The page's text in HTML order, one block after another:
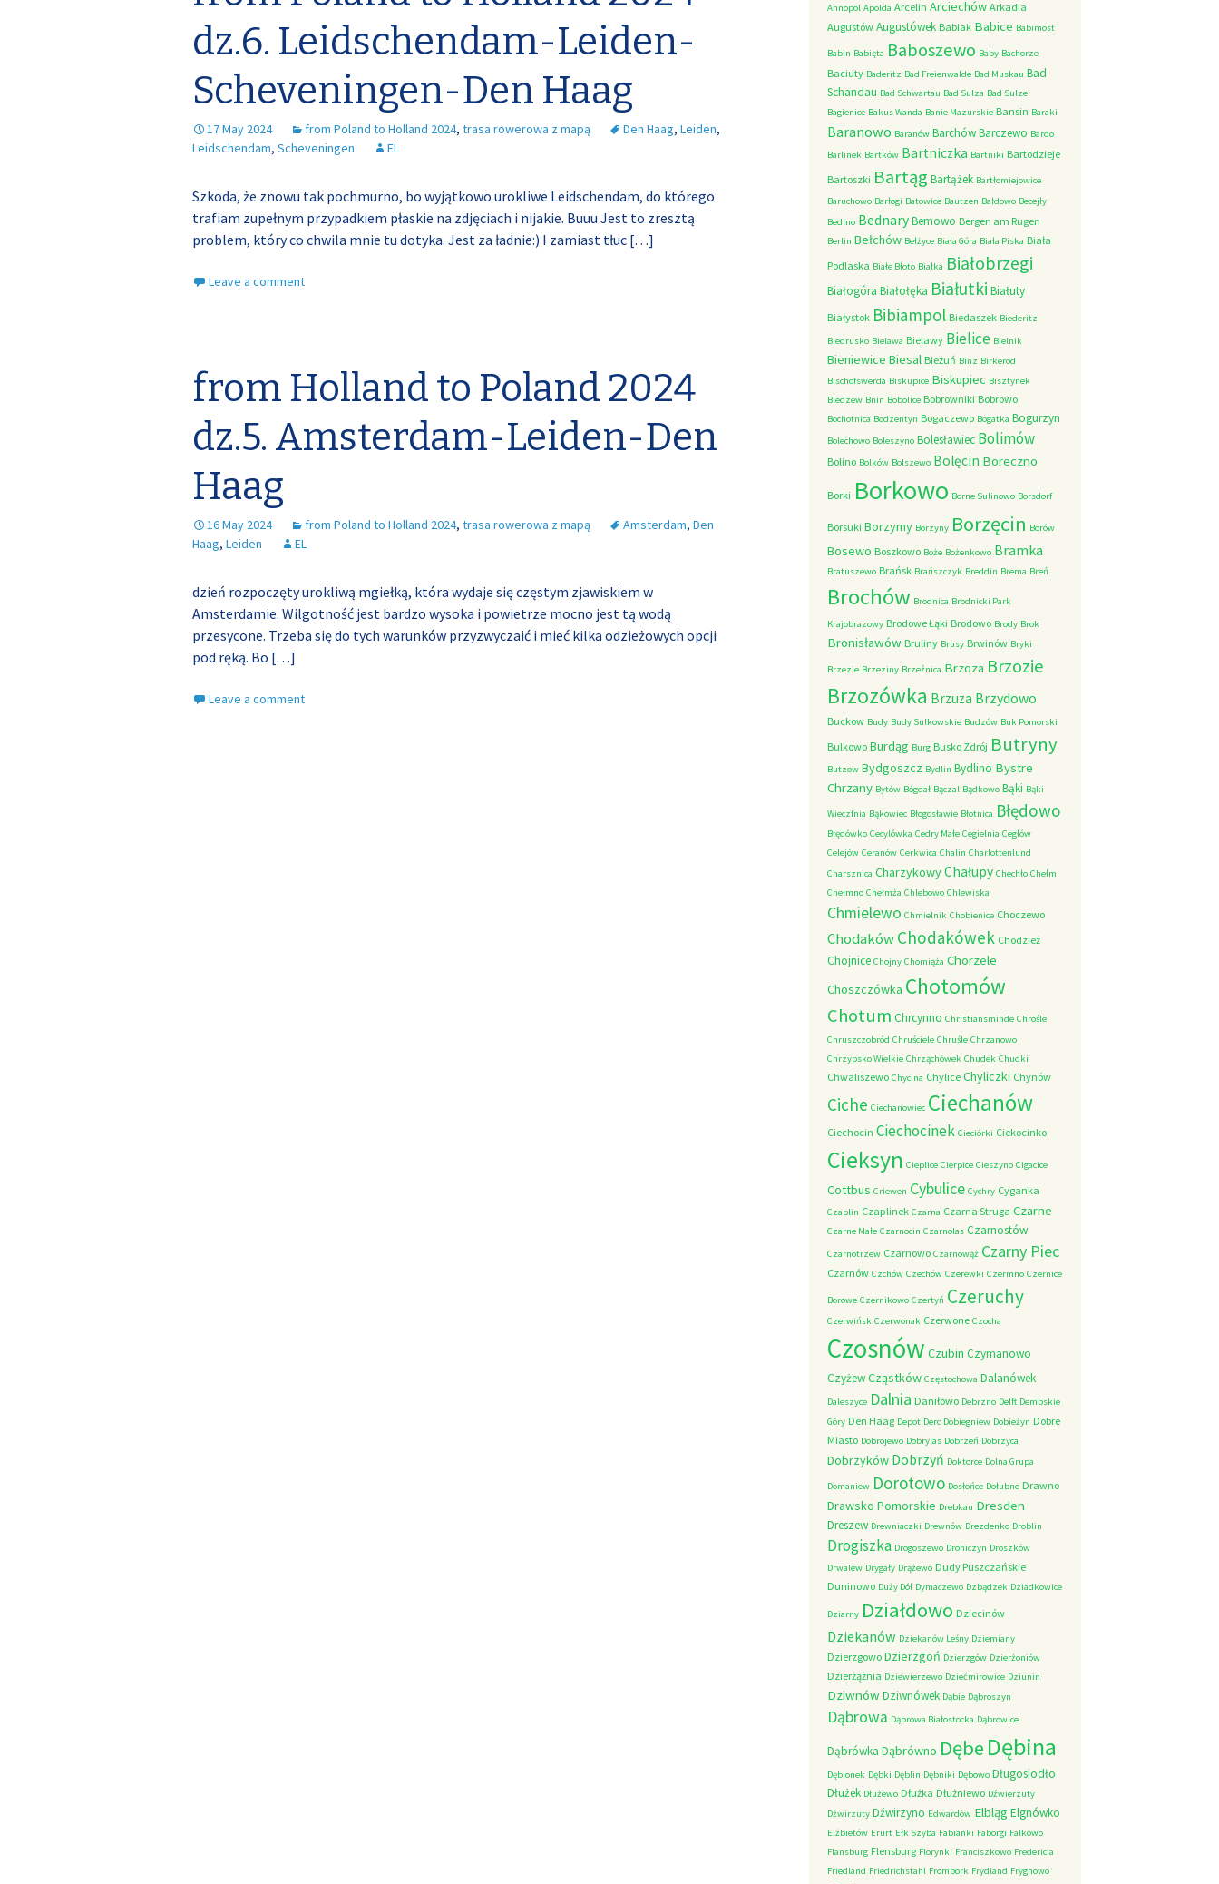
dz.6. Leidschendam-Leiden-
Scheveningen-Den Haag
17 May 2024 from Poland to Holland 2024, trasa rowerowa z mapą Den Haag, Leiden,
Leidschendam, Scheveningen EL
Szkoda, że znowu tak pochmurno, bo wyjątkowo urokliwe Leidschendam, do którego
trafiam zupełnym przypadkiem płaskie na zdjęciach i nijakie. Buuu Jest to zresztą
problem, który co chwila mnie tu dotyka. Jest za ładnie:) I zamiast tłuc […]
Leave a comment
from Holland to Poland 2024
dz.5. Amsterdam-Leiden-Den
Haag
16 May 2024 from Poland to Holland 2024, trasa rowerowa z mapą Amsterdam, Den
Haag, Leiden EL
dzień rozpoczęty urokliwą mgiełką, która wydaje się częstym zjawiskiem w
Amsterdamie. Wilgotność jest bardzo wysoka i powietrze mocno jest tą wodą
przesycone. Trzeba się do tych warunków przyzwyczaić i mieć kilka odzieżowych opcji
pod ręką. Bo […]
Leave a comment
Annopol Apolda Arcelin Arciechów Arkadia
Augustów Augustówek Babiak Babice Babimost
Babin Babięta Baboszewo Baby Bachorze
Baciuty Baderitz Bad Freienwalde Bad Muskau Bad
Schandau Bad Schwartau Bad Sulza Bad Sulze
Bagienice Bakus Wanda Banie Mazurskie Bansin Baraki
Baranowo Baranów BarchówBarczewo Bardo
Barlinek Bartków Bartniczka Bartniki Bartodzieje
Bartoszki Bartąg Bartążek Bartłomiejowice
Baruchowo Barłogi Batowice Bautzen Bałdowo Becejły
Bedlno BednaryBemowo Bergen am Rugen
Berlin Bełchów Bełżyce Biała Góra Biała Piska Biała
Podlaska Białe Błoto Białka Białobrzegi
Białogóra Białołęka Białutki Białuty
Białystok Bibiampol Biedaszek Biederitz
Biedrusko Bielawa Bielawy Bielice Bielnik
Bieniewice Biesal Bieżuń Binz Birkerod
Bischofswerda Biskupice Biskupiec Bisztynek
Bledzew Bnin Bobolice Bobrowniki Bobrowo
Bochotnica Bodzentyn Bogaczewo Bogatka Bogurzyn
Bolechowo Boleszyno Bolesławiec Bolimów
Bolino Bolków Bolszewo Bolęcin Boreczno
Borki Borkowo Borne Sulinowo Borsdorf
Borsuki Borzymy Borzyny Borzęcin Borów
Bosewo Boszkowo Boże Bożenkowo Bramka
Bratuszewo Brańsk Brańszczyk Breddin Brema Breń
Brochów Brodnica Brodnicki Park
Krajobrazowy Brodowe Łąki Brodowo Brody Brok
Bronisławów Bruliny Brusy Brwinów Bryki
Brzezie Brzeziny Brzeźnica Brzoza Brzozie
Brzozówka Brzuza Brzydowo
Buckow Budy Budy Sulkowskie Budzów Buk Pomorski
Bulkowo Burdąg Burg Busko Zdrój Butryny
Butzow Bydgoszcz Bydlin Bydlino Bystre
Chrzany Bytów Bógdał Bączal Bądkowo Bąki Bąki
Wieczfnia Bąkowiec Błogosławie Błotnica Błędowo
Błędówko Cecylówka Cedry Małe Cegielnia Cegłów
Celejów Ceranów Cerkwica Chalin Charlottenlund
Charsznica CharzykowyChałupy Chechło Chełm
Chełmno Chełmża Chlebowo Chlewiska
Chmielewo Chmielnik Chobienice Choczewo
ChodakówChodakówek Chodzież
Chojnice Chojny Chomiąża Chorzele
Choszczówka Chotomów
Chotum Chrcynno Christiansminde Chrośle
Chruszczobród Chruściele Chruśle Chrzanowo
Chrzypsko Wielkie Chrząchówek Chudek Chudki
Chwaliszewo Chycina Chylice Chyliczki Chynów
Ciche Ciechanowiec Ciechanów
Ciechocin Ciechocinek Cieciórki Ciekocinko
Cieksyn Cieplice Cierpice Cieszyno Cigacice
Cottbus Criewen Cybulice Cychry Cyganka
Czaplin Czaplinek Czarna Czarna Struga Czarne
Czarne Małe Czarnocin Czarnolas Czarnostów
Czarnotrzew Czarnowo Czarnowąż Czarny Piec
Czarnów Czchów Czechów Czerewki Czermno Czernice
Borowe Czernikowo Czertyń Czeruchy
Czerwińsk Czerwonak Czerwone Czocha
Czosnów Czubin Czymanowo
CzyżewCząstków Częstochowa Dalanówek
Daleszyce Dalnia Daniłowo Debrzno Delft Dembskie
Góry Den Haag Depot Derc Dobiegniew Dobieżyn Dobre
Miasto Dobrojewo Dobrylas Dobrzeń Dobrzyca
Dobrzyków Dobrzyń Doktorce Dolna Grupa
Domaniew Dorotowo Dosłońce Dołubno Drawno
Drawsko Pomorskie Drebkau Dresden
Dreszew Drewniaczki Drewnów Drezdenko Droblin
Drogiszka Drogoszewo Drohiczyn Droszków
Drwalew Drygały Drążewo Dudy Puszczańskie
Duninowo Duży Dół Dymaczewo Dzbądzek Dziadkowice
Dziarny Działdowo Dziecinów
Dziekanów Dziekanów Leśny Dziemiany
Dzierzgowo Dzierzgoń Dzierzgów Dzierżoniów
Dzierżążnia Dziewierzewo Dziećmirowice Dziunin
DziwnówDziwnówek Dąbie Dąbroszyn
Dąbrowa Dąbrowa Białostocka Dąbrowice
Dąbrówka Dąbrówno Dębe Dębina
Dębionek Dębki Dęblin Dębniki Dębowo Długosiodło
Dłużek Dłużewo Dłużka Dłużniewo Dźwierzuty
Dźwirzuty Dźwirzyno Edwardów Elbląg Elgnówko
Elżbietów Erurt Ełk Szyba Fabianki Faborgi Falkowo
Flansburg Flensburg Florynki Franciszkowo Fredericia
Friedland Friedrichstahl Frombork Frydland Frygnowo